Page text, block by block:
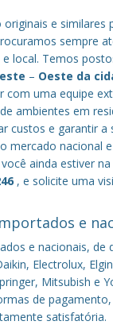
e similares
sempre
local. Temos
– Oeste da
com uma equipe
ambientes em
custos e garantir
mercado nacional
ainda estiver
, e solicite uma
e
e nacionais, de
Electrolux,
Mitsubish e
de
satisfatória.